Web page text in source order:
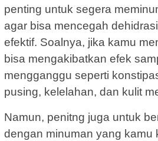
penting untuk segera
agar bisa mencegah
efektif. Soalnya, jika kamu
bisa mengakibatkan efek
mengganggu seperti
pusing, kelelahan, dan kulit
Namun, penitng juga untuk
dengan minuman yang kamu